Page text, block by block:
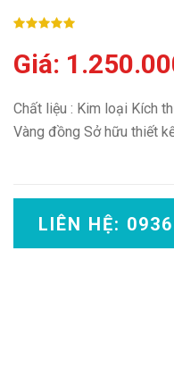
Giá:
Chất liệu : Kim loại Kích
Vàng đồng Sở hữu thiết
LIÊN HỆ: